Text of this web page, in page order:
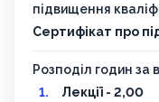
підвищення
Сертифікат про
Розподіл годин за
Лекції - 2,00